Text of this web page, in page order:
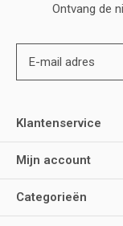
Ontvang de
Klantenservice
Mijn account
Categorieën